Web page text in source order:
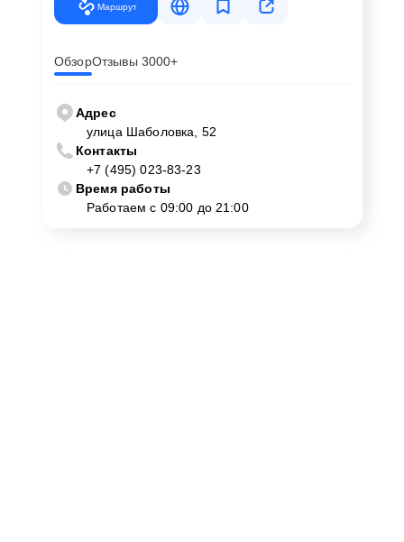
Маршрут
ОбзорОтзывы 3000+
Адрес
улица Шаболовка, 52
Контакты
+7 (495) 023-83-23
Время работы
Работаем с 09:00 до 21:00